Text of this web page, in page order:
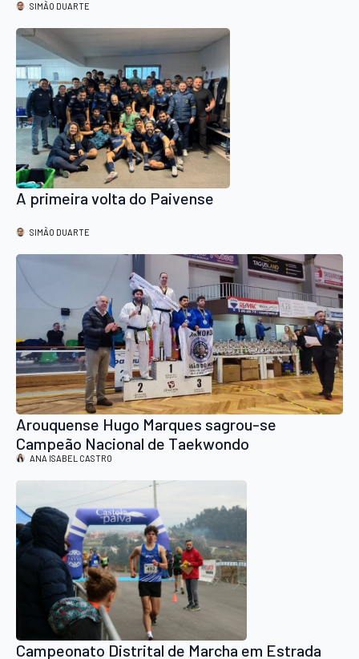
SIMÃO DUARTE
A primeira volta do Paivense
SIMÃO DUARTE
Arouquense Hugo Marques sagrou-se
Campeão Nacional de Taekwondo
ANA ISABEL CASTRO
Campeonato Distrital de Marcha em Estrada